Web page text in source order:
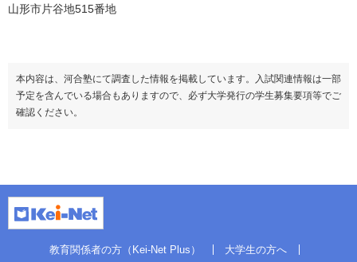
山形市片谷地515番地
本内容は、河合塾にて調査した情報を掲載しています。入試関連情報は一部
予定を含んでいる場合もありますので、必ず大学発行の学生募集要項等でご
確認ください。
教育関係者の方（Kei-Net Plus） 大学生の方へ